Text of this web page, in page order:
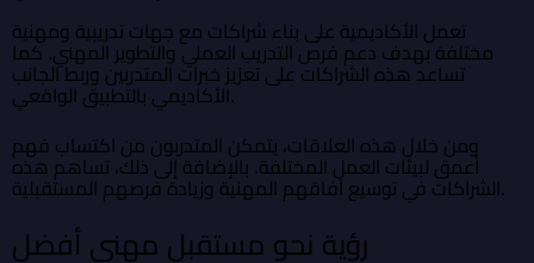
تعمل الأكاديمية على بناء شراكات مع جهات تدريبية ومهنية
مختلفة بهدف دعم فرص التدريب العملي والتطوير المهني. كما
تساعد هذه الشراكات على تعزيز خبرات المتدربين وربط الجانب
الأكاديمي بالتطبيق الواقعي.
ومن خلال هذه العلاقات، يتمكن المتدربون من اكتساب فهم
أعمق لبيئات العمل المختلفة. بالإضافة إلى ذلك، تساهم هذه
الشراكات في توسيع آفاقهم المهنية وزيادة فرصهم المستقبلية.
رؤية نحو مستقبل مهني أفضل